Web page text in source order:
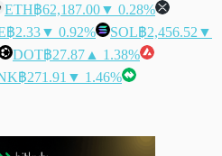
ETH฿62,187.00▼ 0.28%
฿2.33▼ 0.92% SOL฿2,456.52 ▼
DOT฿27.87 ▲ 1.38%
฿271.91 ▼ 1.46%